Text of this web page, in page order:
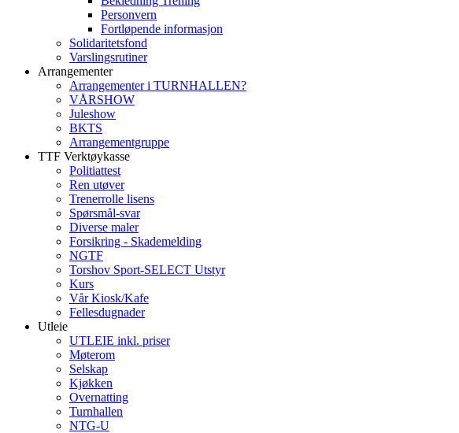
Personvern
Fortløpende informasjon
Solidaritetsfond
Varslingsrutiner
Arrangementer
Arrangementer i TURNHALLEN?
VÅRSHOW
Juleshow
BKTS
Arrangementgruppe
TTF Verktøykasse
Politiattest
Ren utøver
Trenerrolle lisens
Spørsmål-svar
Diverse maler
Forsikring - Skademelding
NGTF
Torshov Sport-SELECT Utstyr
Kurs
Vår Kiosk/Kafe
Fellesdugnader
Utleie
UTLEIE inkl. priser
Møterom
Selskap
Kjøkken
Overnatting
Turnhallen
NTG-U